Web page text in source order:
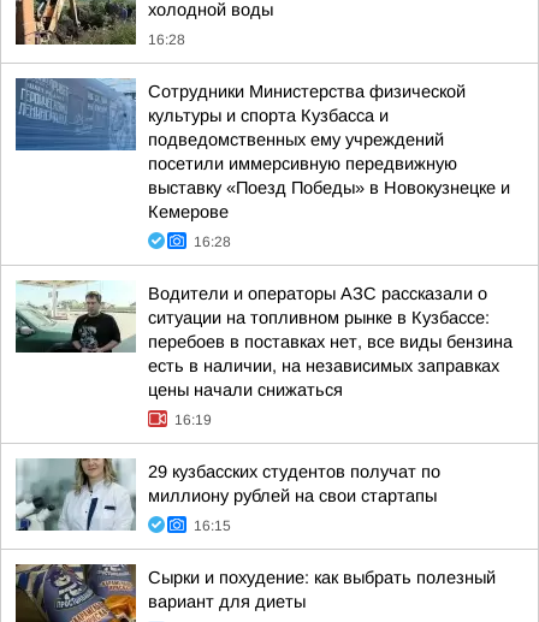
холодной воды
16:28
Сотрудники Министерства физической
культуры и спорта Кузбасса и
подведомственных ему учреждений
посетили иммерсивную передвижную
выставку «Поезд Победы» в Новокузнецке и
Кемерове
16:28
Водители и операторы АЗС рассказали о
ситуации на топливном рынке в Кузбассе:
перебоев в поставках нет, все виды бензина
есть в наличии, на независимых заправках
цены начали снижаться
16:19
29 кузбасских студентов получат по
миллиону рублей на свои стартапы
16:15
Сырки и похудение: как выбрать полезный
вариант для диеты